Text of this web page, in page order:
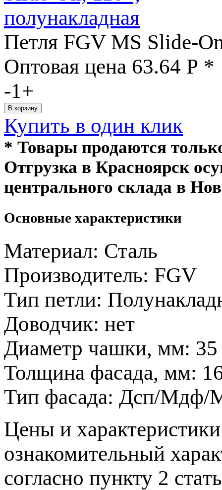
Петля FGV MS Slide-
Оптовая цена 63.64 Р *
-1+
Купить в один клик
* Товары продаются
Отгрузка в Красноярск
центрального склада в
Основные характеристики
Материал: Сталь
Производитель: FGV
Тип петли:
Доводчик: нет
Диаметр чашки, мм: 35
Толщина фасада, мм:
Тип фасада: Дсп/Мдф/
Цeны и
ознакомительный
согласно пункту 2